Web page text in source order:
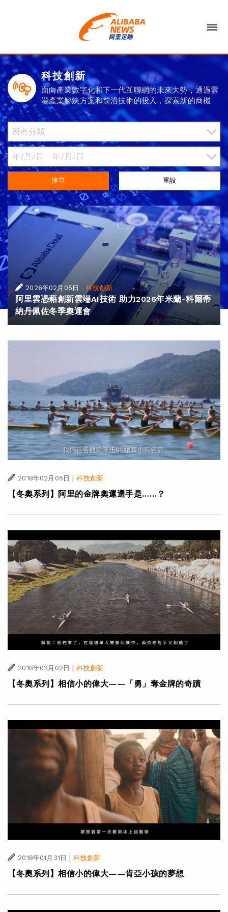
科技創新
面向產業數字化和下一代互聯網的未來大勢，通過雲
端產業解決方案和前沿技術的投入，探索新的商機
搜尋 重設
2026年02月05日 |科技創新
阿里雲憑藉創新雲端AI技術 助力2026年米蘭-科爾蒂
納丹佩佐冬季奧運會
2018年02月05日 | 科技創新
【冬奧系列】阿里的金牌奧運選手是……？
2018年02月02日 | 科技創新
【冬奧系列】相信小的偉大——「勇」奪金牌的奇蹟
2018年01月31日 | 科技創新
【冬奧系列】相信小的偉大——肯亞小孩的夢想